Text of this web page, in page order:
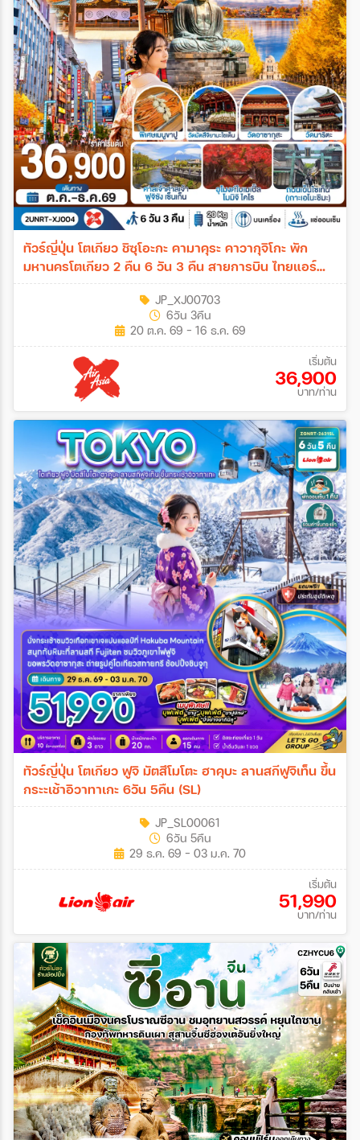
ทัวร์ญี่ปุ่น โตเกียว ชิซุโอะกะ คามาคุระ คาวากุจิโกะ พัก
มหานครโตเกียว 2 คืน 6 วัน 3 คืน สายการบิน ไทยแอร์
เอเชีย เอ็กซ์ 6วัน 3คืน (XJ)
JP_XJ00703
6วัน 3คืน
20 ต.ค. 69 - 16 ธ.ค. 69
เริ่มต้น
36,900
บาท/ท่าน
ทัวร์ญี่ปุ่น โตเกียว ฟูจิ มัตสึโมโตะ ฮาคุบะ ลานสกีฟูจิเท็น ขึ้น
กระะเช้าอิวาทาเกะ 6วัน 5คืน (SL)
JP_SL00061
6วัน 5คืน
29 ธ.ค. 69 - 03 ม.ค. 70
เริ่มต้น
51,990
บาท/ท่าน